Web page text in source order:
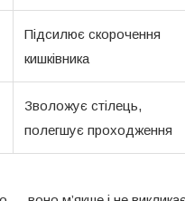
Підсилює скорочення
кишківника
Зволожує стілець,
полегшує проходження